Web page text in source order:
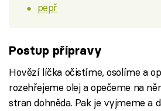
pepř
Postup přípravy
Hovězí líčka očistíme, osolíme a
rozehřejeme olej a opečeme na
stran dohněda. Pak je vyjmeme a